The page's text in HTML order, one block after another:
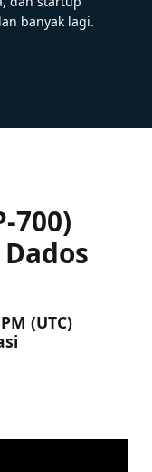
banyak lagi.
700)
(UTC)